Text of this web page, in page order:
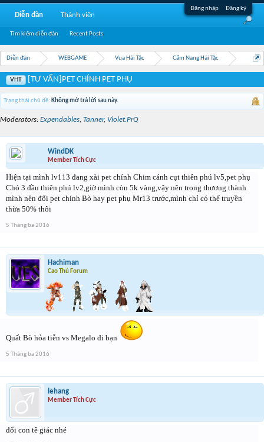
Đăng nhập Đăng ký
Diễn đàn WEBGAME Vua Hải Tặc Cẩm Nang Hải Tặc
VHT [TƯ VẤN]PET CHÍNH PET PHỤ
Trạng thái chủ đề: Không mở trả lời sau này.
Moderators: Expendables, Tanner, Violet.PrQ
WindDK
Member Tích Cực
Hiện tại mình lv113 đang xài pet chính Chim cánh cụt thiên phú lv5,pet phụ
Chó 3 đầu thiên phú lv2,giờ mình còn 5k vàng,vậy nên trong thương thành
mình nên đổi pet chính Bò hay pet phụ Mr13 trước,mình chỉ có thể truyền
thừa 50% thôi
5 Tháng ba 2016
Hachiman
Cao Thủ Forum
Quất Bò hỏa tiễn vs Megalo đi bạn
5 Tháng ba 2016
lehang
Member Tích Cực
đổi con tê giác nhé
Diễn đàn
Tìm kiếm diễn đàn Recent Posts
Thành viên